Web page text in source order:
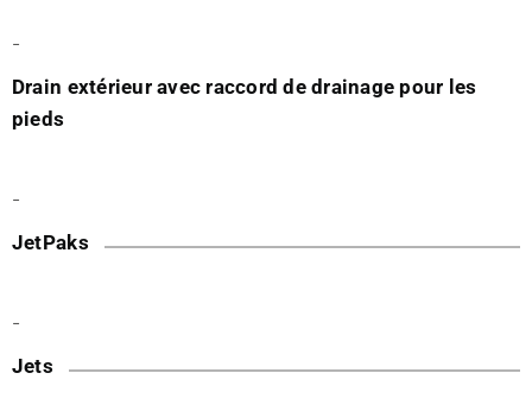
-
Drain extérieur avec raccord de drainage pour les
pieds
-
JetPaks
-
Jets